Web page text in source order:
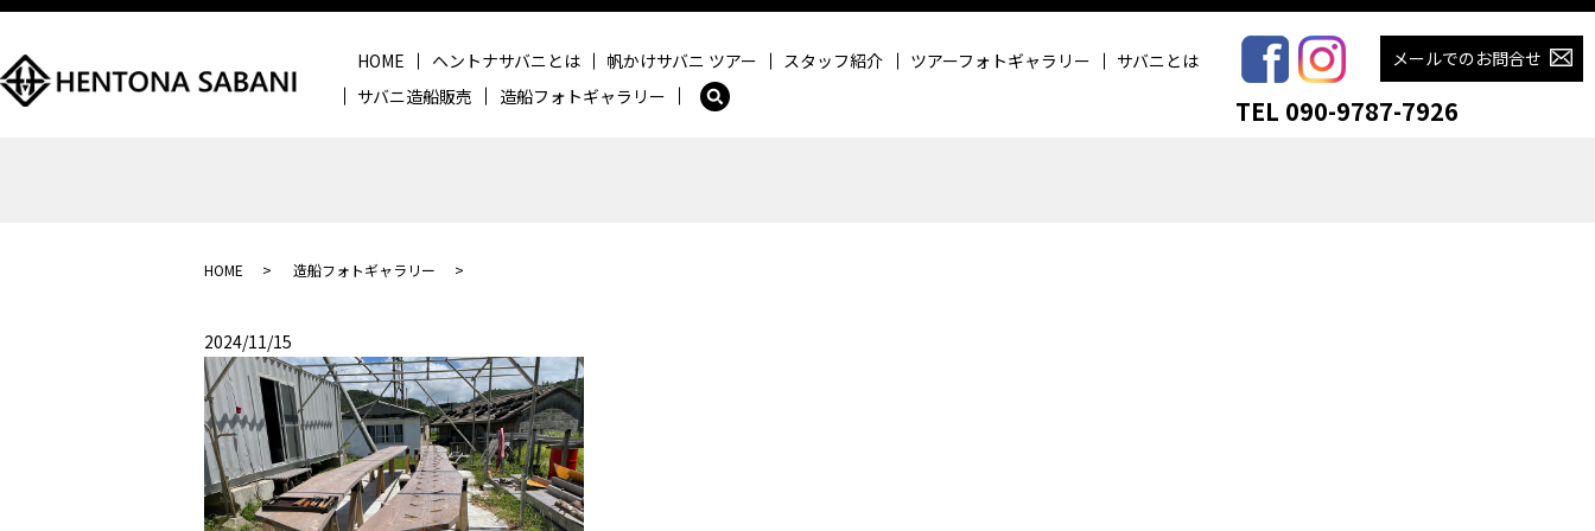
メールでのお問合せ
TEL 090-9787-7926
HOME ヘントナサバニとは 帆かけサバニ ツアー スタッフ紹介 ツアーフォトギャラリー
サバニとは
サバニ造船販売
造船フォトギャラリー
HOME 造船フォトギャラリー
2024/11/15